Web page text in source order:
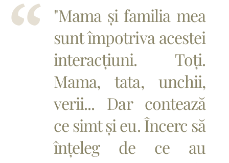
"Mama și familia mea
sunt împotriva acestei
interacțiuni. Toți.
Mama, tata, unchii,
verii... Dar contează
ce simt și eu. Încerc să
înțeleg de ce au